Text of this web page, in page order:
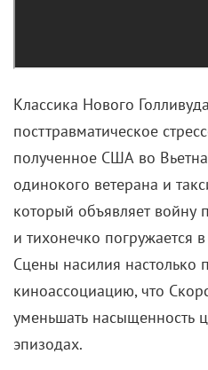
Классика Нового Голливуда
посттравматическое
полученное США во
одинокого ветерана и
который объявляет войну
и тихонечко погружается
Сцены насилия настолько
киноассоциацию, что
уменьшать насыщенность
эпизодах.